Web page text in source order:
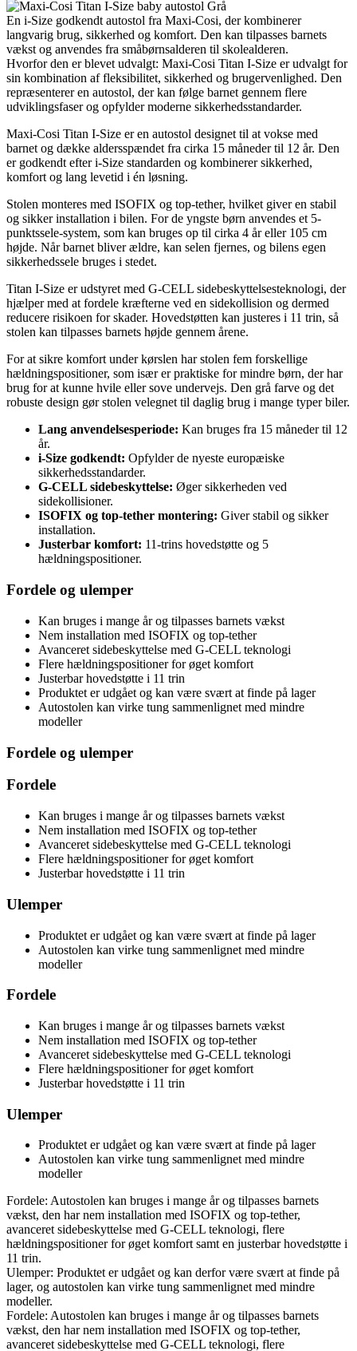
En i-Size godkendt autostol fra Maxi-Cosi, der kombinerer
langvarig brug, sikkerhed og komfort. Den kan tilpasses barnets
vækst og anvendes fra småbørnsalderen til skolealderen.
Hvorfor den er blevet udvalgt: Maxi-Cosi Titan I-Size er udvalgt for
sin kombination af fleksibilitet, sikkerhed og brugervenlighed. Den
repræsenterer en autostol, der kan følge barnet gennem flere
udviklingsfaser og opfylder moderne sikkerhedsstandarder.
Maxi-Cosi Titan I-Size er en autostol designet til at vokse med
barnet og dække aldersspændet fra cirka 15 måneder til 12 år. Den
er godkendt efter i-Size standarden og kombinerer sikkerhed,
komfort og lang levetid i én løsning.
Stolen monteres med ISOFIX og top-tether, hvilket giver en stabil
og sikker installation i bilen. For de yngste børn anvendes et 5-
punktssele-system, som kan bruges op til cirka 4 år eller 105 cm
højde. Når barnet bliver ældre, kan selen fjernes, og bilens egen
sikkerhedssele bruges i stedet.
Titan I-Size er udstyret med G-CELL sidebeskyttelsesteknologi, der
hjælper med at fordele kræfterne ved en sidekollision og dermed
reducere risikoen for skader. Hovedstøtten kan justeres i 11 trin, så
stolen kan tilpasses barnets højde gennem årene.
For at sikre komfort under kørslen har stolen fem forskellige
hældningspositioner, som især er praktiske for mindre børn, der har
brug for at kunne hvile eller sove undervejs. Den grå farve og det
robuste design gør stolen velegnet til daglig brug i mange typer biler.
Lang anvendelsesperiode: Kan bruges fra 15 måneder til 12
år.
i-Size godkendt: Opfylder de nyeste europæiske
sikkerhedsstandarder.
G-CELL sidebeskyttelse: Øger sikkerheden ved
sidekollisioner.
ISOFIX og top-tether montering: Giver stabil og sikker
installation.
Justerbar komfort: 11-trins hovedstøtte og 5
hældningspositioner.
Fordele og ulemper
Kan bruges i mange år og tilpasses barnets vækst
Nem installation med ISOFIX og top-tether
Avanceret sidebeskyttelse med G-CELL teknologi
Flere hældningspositioner for øget komfort
Justerbar hovedstøtte i 11 trin
Produktet er udgået og kan være svært at finde på lager
Autostolen kan virke tung sammenlignet med mindre
modeller
Fordele og ulemper
Fordele
Kan bruges i mange år og tilpasses barnets vækst
Nem installation med ISOFIX og top-tether
Avanceret sidebeskyttelse med G-CELL teknologi
Flere hældningspositioner for øget komfort
Justerbar hovedstøtte i 11 trin
Ulemper
Produktet er udgået og kan være svært at finde på lager
Autostolen kan virke tung sammenlignet med mindre
modeller
Fordele
Kan bruges i mange år og tilpasses barnets vækst
Nem installation med ISOFIX og top-tether
Avanceret sidebeskyttelse med G-CELL teknologi
Flere hældningspositioner for øget komfort
Justerbar hovedstøtte i 11 trin
Ulemper
Produktet er udgået og kan være svært at finde på lager
Autostolen kan virke tung sammenlignet med mindre
modeller
Fordele: Autostolen kan bruges i mange år og tilpasses barnets
vækst, den har nem installation med ISOFIX og top-tether,
avanceret sidebeskyttelse med G-CELL teknologi, flere
hældningspositioner for øget komfort samt en justerbar hovedstøtte i
11 trin.
Ulemper: Produktet er udgået og kan derfor være svært at finde på
lager, og autostolen kan virke tung sammenlignet med mindre
modeller.
Fordele: Autostolen kan bruges i mange år og tilpasses barnets
vækst, den har nem installation med ISOFIX og top-tether,
avanceret sidebeskyttelse med G-CELL teknologi, flere